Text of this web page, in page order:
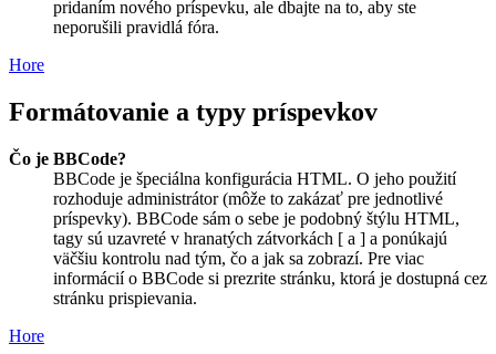
pridaním nového príspevku, ale dbajte na to, aby ste
neporušili pravidlá fóra.
Hore
Formátovanie a typy príspevkov
Čo je BBCode?
BBCode je špeciálna konfigurácia HTML. O jeho použití
rozhoduje administrátor (môže to zakázať pre jednotlivé
príspevky). BBCode sám o sebe je podobný štýlu HTML,
tagy sú uzavreté v hranatých zátvorkách [ a ] a ponúkajú
väčšiu kontrolu nad tým, čo a jak sa zobrazí. Pre viac
informácií o BBCode si prezrite stránku, ktorá je dostupná cez
stránku prispievania.
Hore